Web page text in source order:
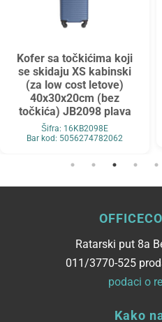
Kofer sa točkićima koji
se skidaju XS kabinski
(za low cost letove)
40x30x20cm (bez
točkića) JB2098 plava
Šifra: 16KB2098E
Bar kod: 5056274782062
Ratarski put 8a
011/3770-525
podaci o
Kako